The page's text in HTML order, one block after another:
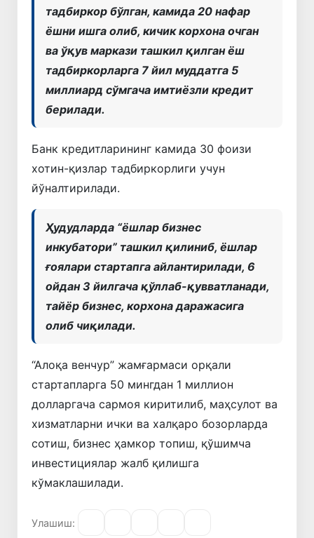
тадбиркор бўлган, камида 20 нафар
ёшни ишга олиб, кичик корхона очган
ва ўқув маркази ташкил қилган ёш
тадбиркорларга 7 йил муддатга 5
миллиард сўмгача имтиёзли кредит
берилади.
Банк кредитларининг камида 30 фоизи
хотин-қизлар тадбиркорлиги учун
йўналтирилади.
Ҳудудларда “ёшлар бизнес
инкубатори” ташкил қилиниб, ёшлар
ғоялари стартапга айлантирилади, 6
ойдан 3 йилгача қўллаб-қувватланади,
тайёр бизнес, корхона даражасига
олиб чиқилади.
“Алоқа венчур” жамғармаси орқали
стартапларга 50 мингдан 1 миллион
долларгача сармоя киритилиб, маҳсулот ва
хизматларни ички ва халқаро бозорларда
сотиш, бизнес ҳамкор топиш, қўшимча
инвестициялар жалб қилишга
кўмаклашилади.
Улашиш: